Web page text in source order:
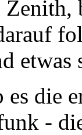
etwas
die
-